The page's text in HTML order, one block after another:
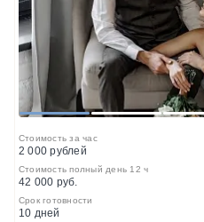
1 2 3
Стоимость за час
2 000 рублей
Стоимость полный день 12 ч
42 000 руб.
Срок готовности
10 дней